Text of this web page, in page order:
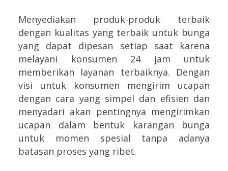
Menyediakan produk-produk terbaik
dengan kualitas yang terbaik untuk bunga
yang dapat dipesan setiap saat karena
melayani konsumen 24 jam untuk
memberikan layanan terbaiknya. Dengan
visi untuk konsumen mengirim ucapan
dengan cara yang simpel dan efisien dan
menyadari akan pentingnya mengirimkan
ucapan dalam bentuk karangan bunga
untuk momen spesial tanpa adanya
batasan proses yang ribet.